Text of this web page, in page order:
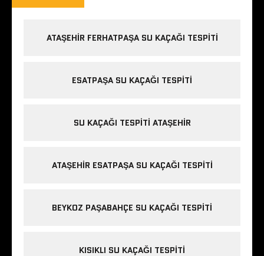
ATAŞEHIR FERHATPAŞA SU KAÇAĞI TESPITI
ESATPAŞA SU KAÇAĞI TESPITI
SU KAÇAĞI TESPITI ATAŞEHIR
ATAŞEHIR ESATPAŞA SU KAÇAĞI TESPITI
BEYKOZ PAŞABAHÇE SU KAÇAĞI TESPITI
KISIKLI SU KAÇAĞI TESPITI